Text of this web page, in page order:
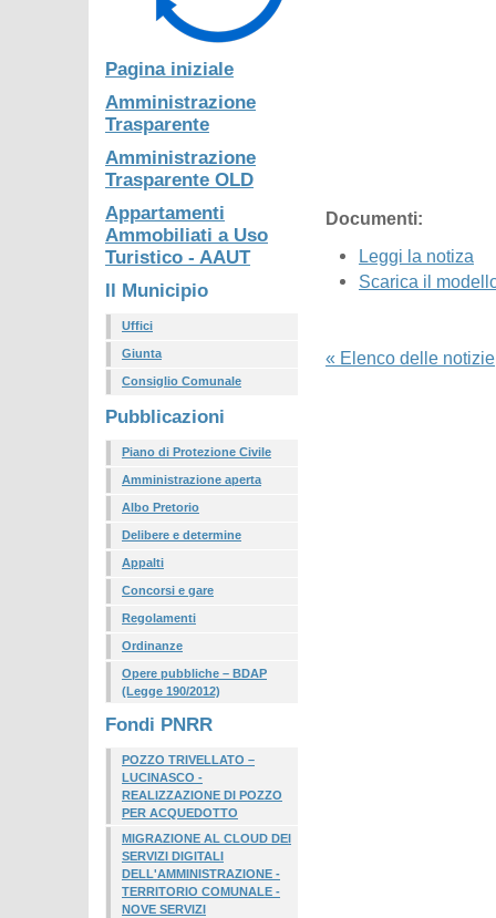
Pagina iniziale
Amministrazione
Trasparente
Amministrazione
Trasparente OLD
Appartamenti
Ammobiliati a Uso
Turistico - AAUT
Il Municipio
Uffici
Giunta
Consiglio Comunale
Pubblicazioni
Piano di Protezione Civile
Amministrazione aperta
Albo Pretorio
Delibere e determine
Appalti
Concorsi e gare
Regolamenti
Ordinanze
Opere pubbliche – BDAP
(Legge 190/2012)
Fondi PNRR
POZZO TRIVELLATO –
LUCINASCO -
REALIZZAZIONE DI POZZO
PER ACQUEDOTTO
MIGRAZIONE AL CLOUD DEI
SERVIZI DIGITALI
DELL'AMMINISTRAZIONE -
TERRITORIO COMUNALE -
NOVE SERVIZI
Documenti:
Leggi la notiza
Scarica il
« Elenco delle notizie